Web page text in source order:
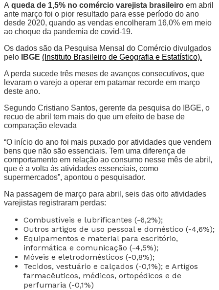
A queda de 1,5% no comércio varejista brasileiro em abril
ante março foi o pior resultado para esse período do ano
desde 2020, quando as vendas encolheram 16,0% em meio
ao choque da pandemia de covid-19.
Os dados são da Pesquisa Mensal do Comércio divulgados
pelo
IBGE (Instituto Brasileiro de Geografia e Estatístico).
A perda sucede três meses de avanços consecutivos, que
levaram o varejo a operar em patamar recorde em março
deste ano.
Segundo Cristiano Santos, gerente da pesquisa do IBGE, o
recuo de abril tem mais do que um efeito de base de
comparação elevada
“O início do ano foi mais puxado por atividades que vendem
bens que não são essenciais. Tem uma diferença de
comportamento em relação ao consumo nesse mês de abril,
que é a volta às atividades essenciais, como
supermercados”, apontou o pesquisador.
Na passagem de março para abril, seis das oito atividades
varejistas registraram perdas:
Combustíveis e lubrificantes (-6,2%);
Outros artigos de uso pessoal e doméstico (-4,6%);
Equipamentos e material para escritório,
informática e comunicação (-4,5%);
Móveis e eletrodomésticos (-0,8%);
Tecidos, vestuário e calçados (-0,1%); e Artigos
farmacêuticos, médicos, ortopédicos e de
perfumaria (-0,1%)